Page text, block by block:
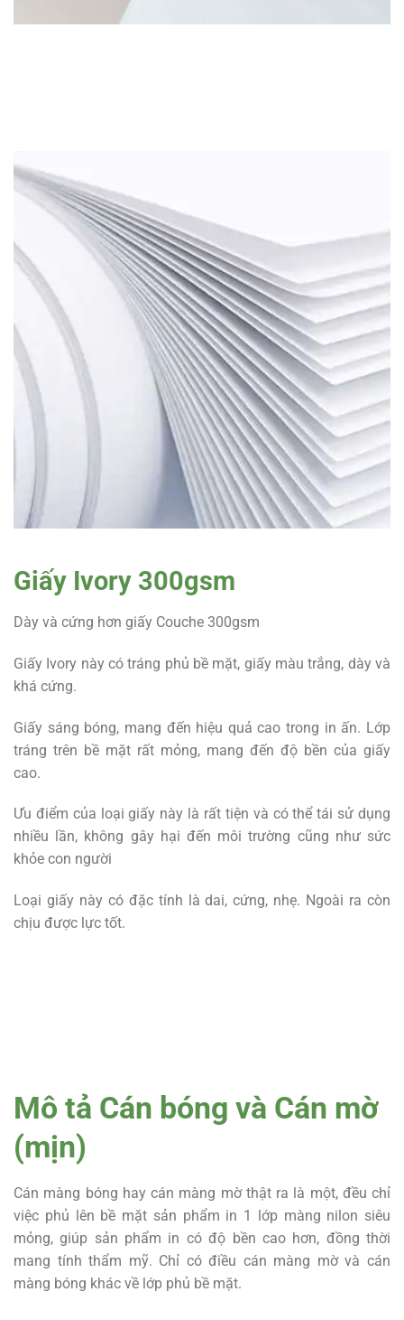
Giấy Ivory 300gsm
Dày và cứng hơn giấy Couche 300gsm
Giấy Ivory này có tráng phủ bề mặt, giấy màu trắng, dày và
khá cứng.
Giấy sáng bóng, mang đến hiệu quả cao trong in ấn. Lớp
tráng trên bề mặt rất mỏng, mang đến độ bền của giấy
cao.
Ưu điểm của loại giấy này là rất tiện và có thể tái sử dụng
nhiều lần, không gây hại đến môi trường cũng như sức
khỏe con người
Loại giấy này có đặc tính là dai, cứng, nhẹ. Ngoài ra còn
chịu được lực tốt.
Mô tả Cán bóng và Cán mờ
(mịn)
Cán màng bóng hay cán màng mờ thật ra là một, đều chỉ
việc phủ lên bề mặt sản phẩm in 1 lớp màng nilon siêu
mỏng, giúp sản phẩm in có độ bền cao hơn, đồng thời
mang tính thẩm mỹ. Chỉ có điều cán màng mờ và cán
màng bóng khác về lớp phủ bề mặt.